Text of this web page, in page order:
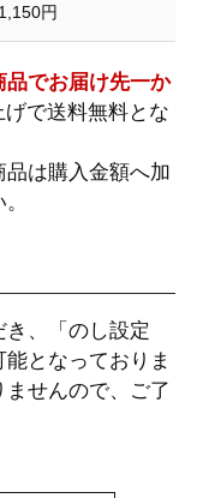
1,150円
品でお届け先一か
で送料無料とな
は購入金額へ加
、「のし設定
となっておりま
せんので、ご了